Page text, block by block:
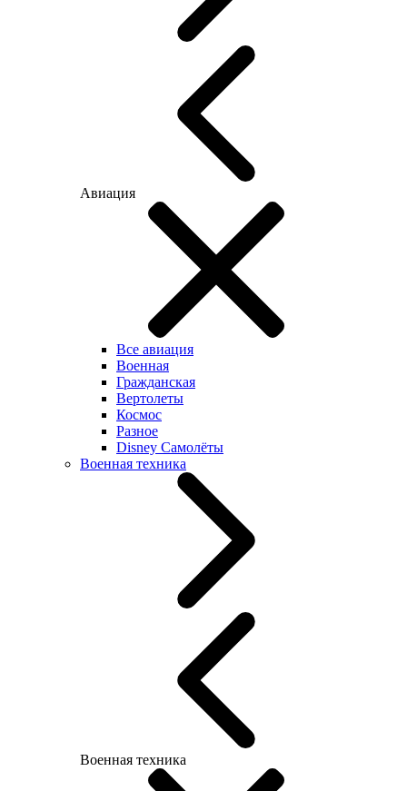
Авиация
Все авиация
Военная
Гражданская
Вертолеты
Космос
Разное
Disney Самолёты
Военная техника
Военная техника